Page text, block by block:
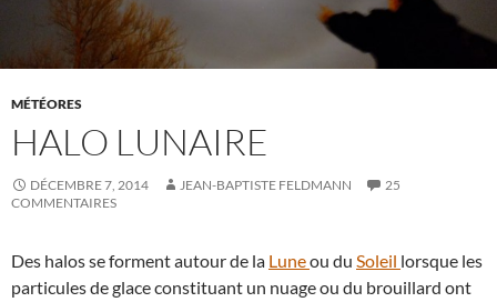
MÉTÉORES
HALO LUNAIRE
DÉCEMBRE 7, 2014 JEAN-BAPTISTE FELDMANN
25
COMMENTAIRES
Des halos se forment autour de la Luneou du Soleil lorsque les
particules de glace constituant un nuage ou du brouillard ont